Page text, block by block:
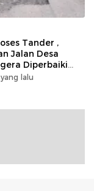
Tander ,
Jalan Desa
Diperbaiki
lalu